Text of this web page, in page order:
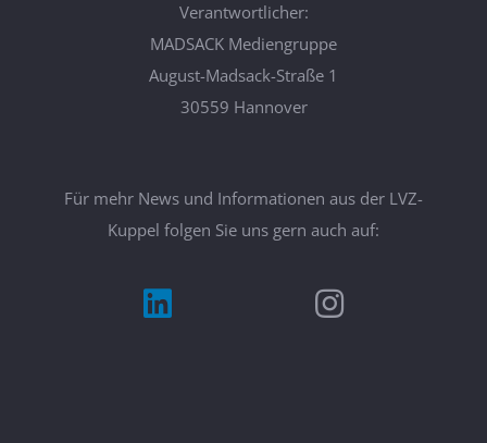
Verantwortlicher:
MADSACK Mediengruppe
August-Madsack-Straße 1
30559 Hannover
Für mehr News und Informationen aus der LVZ-
Kuppel folgen Sie uns gern auch auf: